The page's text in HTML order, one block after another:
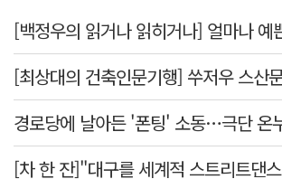
[백정우의 읽거나 읽히거나] 얼마나 예
[최상대의 건축인문기행] 쑤저우 스산